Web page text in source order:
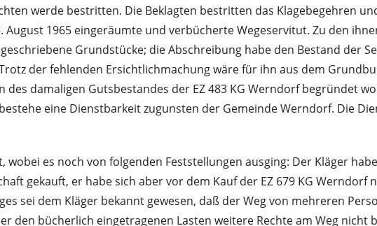
werde bestritten. Die Beklagten bestritten das Klagebegehren
1965 eingeräumte und verbücherte Wegeservitut. Zu den
Grundstücke; die Abschreibung habe den Bestand der
der fehlenden Ersichtlichmachung wäre für ihn aus dem
des damaligen Gutsbestandes der EZ 483 KG Werndorf begründet
eine Dienstbarkeit zugunsten der Gemeinde Werndorf. Die
es noch von folgenden Feststellungen ausging: Der Kläger
gekauft, er habe sich aber vor dem Kauf der EZ 679 KG
sei dem Kläger bekannt gewesen, daß der Weg von mehreren
den bücherlich eingetragenen Lasten weitere Rechte am Weg nicht